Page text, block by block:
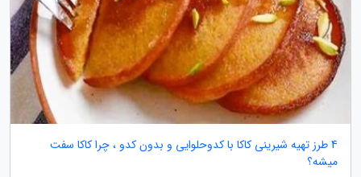
4 طرز تهیه شیرینی کاکا با کدوحلوایی و بدون کدو ، چرا کاکا سفت
میشه؟